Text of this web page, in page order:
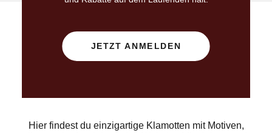
JETZT ANMELDEN
Hier findest du einzigartige Klamotten mit Motiven,